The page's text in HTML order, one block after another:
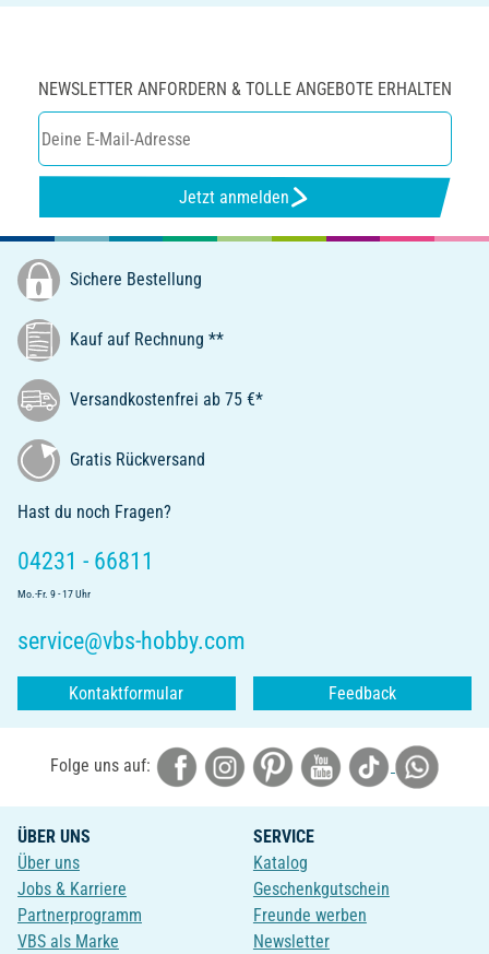
NEWSLETTER ANFORDERN & TOLLE ANGEBOTE ERHALTEN
Jetzt anmelden
Sichere Bestellung
Kauf auf Rechnung **
Versandkostenfrei ab 75 €*
Gratis Rückversand
Hast du noch Fragen?
04231 - 66811
Mo.-Fr. 9 - 17 Uhr
service@vbs-hobby.com
Kontaktformular Feedback
Folge uns auf:
ÜBER UNS
Über uns
Jobs & Karriere
Partnerprogramm
VBS als Marke
SERVICE
Katalog
Geschenkgutschein
Freunde werben
Newsletter